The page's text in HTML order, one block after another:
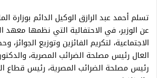
تسلم أحمد عبد الرازق الوكيل الدائم بوزارة
عن الوزير، في الاحتفالية التي نظمها معهد
الاجتماعية، لتكريم الفائزين وتوزيع الجوائز،
العال رئيس مصلحة الضرائب المصرية،
رئيس مصلحة الضرائب المصرية، رئيس قطاع